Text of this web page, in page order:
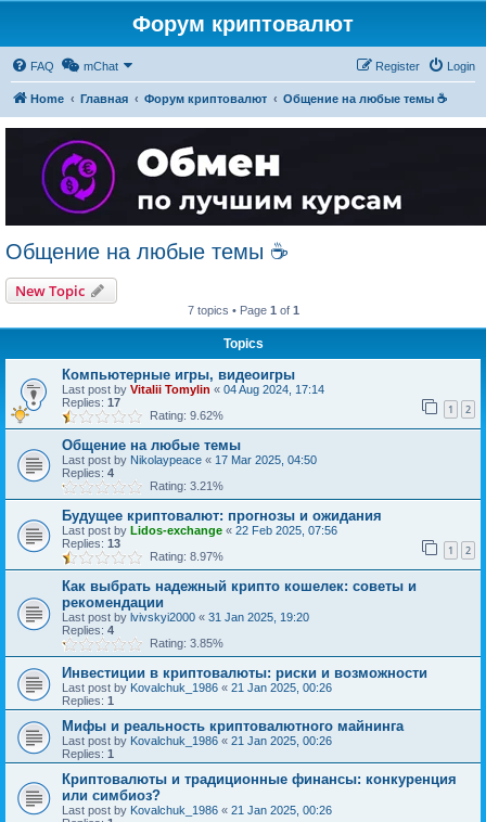
Форум криптовалют
FAQ mChat Login
Register
Home Главная Форум криптовалют Общение на любые темы ☕
Общение на любые темы ☕
New Topic
7 topics • Page 1 of 1
Topics
Компьютерные игры, видеоигры
Last post by Vitalii Tomylin « 04 Aug 2024, 17:14
Replies: 17 1 2
Rating: 9.62%
Общение на любые темы
Last post by Nikolaypeace « 17 Mar 2025, 04:50
Replies: 4
Rating: 3.21%
Будущее криптовалют: прогнозы и ожидания
Last post by Lidos-exchange « 22 Feb 2025, 07:56
Replies: 13 1 2
Rating: 8.97%
Как выбрать надежный крипто кошелек: советы и
рекомендации
Last post by lvivskyi2000 « 31 Jan 2025, 19:20
Replies: 4
Rating: 3.85%
Инвестиции в криптовалюты: риски и возможности
Last post by Kovalchuk_1986 « 21 Jan 2025, 00:26
Replies: 1
Мифы и реальность криптовалютного майнинга
Last post by Kovalchuk_1986 « 21 Jan 2025, 00:26
Replies: 1
Криптовалюты и традиционные финансы: конкуренция
или симбиоз?
Last post by Kovalchuk_1986 « 21 Jan 2025, 00:26